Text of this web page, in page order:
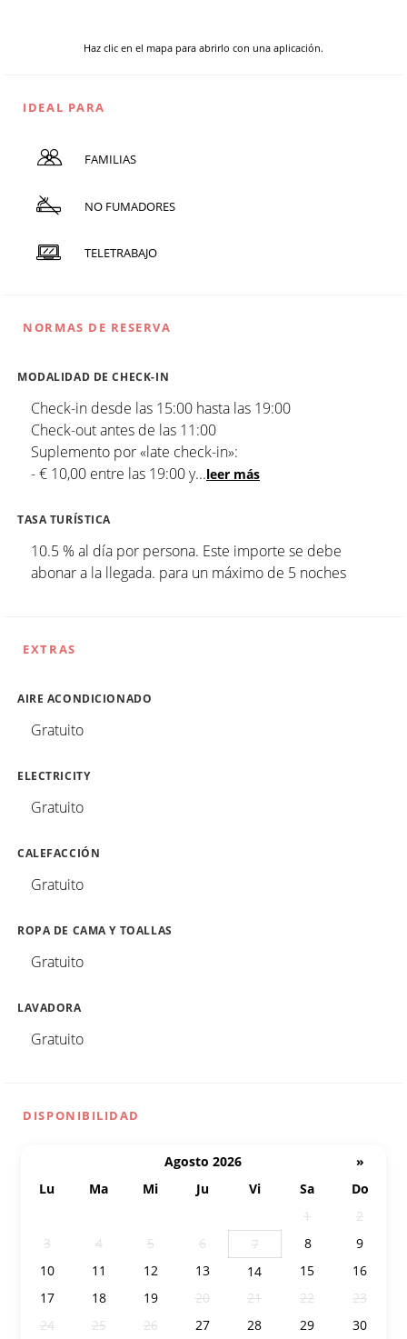
Haz clic en el mapa para abrirlo con una aplicación.
IDEAL PARA
FAMILIAS
NO FUMADORES
TELETRABAJO
NORMAS DE RESERVA
MODALIDAD DE CHECK-IN
Check-in desde las 15:00 hasta las 19:00
Check-out antes de las 11:00
Suplemento por «late check-in»:
- € 10,00 entre las 19:00 y...leer más
TASA TURÍSTICA
10.5 % al día por persona. Este importe se debe
abonar a la llegada. para un máximo de 5 noches
EXTRAS
AIRE ACONDICIONADO
Gratuito
ELECTRICITY
Gratuito
CALEFACCIÓN
Gratuito
ROPA DE CAMA Y TOALLAS
Gratuito
LAVADORA
Gratuito
DISPONIBILIDAD
Agosto 2026
»
Lu
Ma Mi Ju Vi Sa
Do
1
2
3
4 5 6 7 8
9
10
11 12 13 14 15
16
17
18 19 20 21 22
23
24
25 26 27 28 29
30